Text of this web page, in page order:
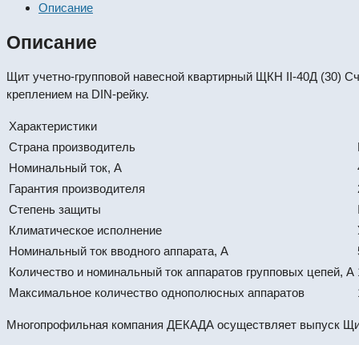
Описание
Описание
Щит учетно-групповой навесной квартирный ЩКН II-40Д (30)
креплением на DIN-рейку.
Характеристики
Страна производитель
Номинальный ток, А
Гарантия производителя
Степень защиты
Климатическое исполнение
Номинальный ток вводного аппарата, А
Количество и номинальный ток аппаратов групповых цепей, А
Максимальное количество однополюсных аппаратов
Многопрофильная компания ДЕКАДА осуществляет выпуск